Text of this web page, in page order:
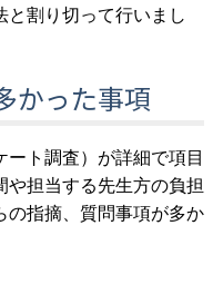
割り切って行いまし
かった事項
ト調査）が詳細で項目
や担当する先生方の負担
の指摘、質問事項が多か